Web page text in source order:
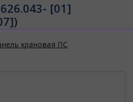
[01]
крановая ПС